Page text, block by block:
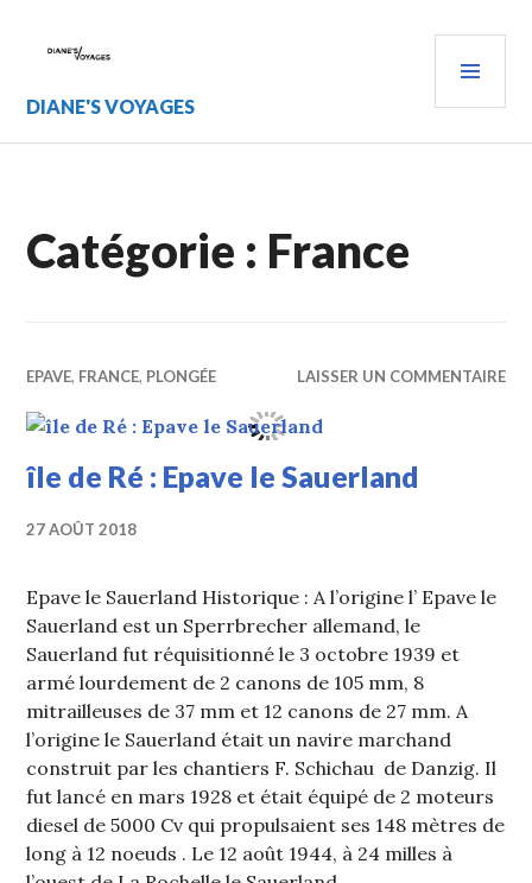
principal
DIANE'S VOYAGES
Catégorie : France
EPAVE, FRANCE, PLONGÉE LAISSER UN COMMENTAIRE
île de Ré : Epave le Sauerland
27 AOÛT 2018
Epave le Sauerland Historique : A l’origine l’ Epave le
Sauerland est un Sperrbrecher allemand, le
Sauerland fut réquisitionné le 3 octobre 1939 et
armé lourdement de 2 canons de 105 mm, 8
mitrailleuses de 37 mm et 12 canons de 27 mm. A
l’origine le Sauerland était un navire marchand
construit par les chantiers F. Schichau de Danzig. Il
fut lancé en mars 1928 et était équipé de 2 moteurs
diesel de 5000 Cv qui propulsaient ses 148 mètres de
long à 12 noeuds . Le 12 août 1944, à 24 milles à